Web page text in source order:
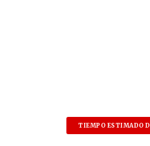
TIEMPO ESTIMADO